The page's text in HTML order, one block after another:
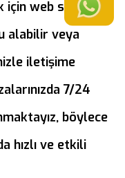
için web sitemizi
alabilir veya
iletişime
7/24
böylece
hızlı ve etkili